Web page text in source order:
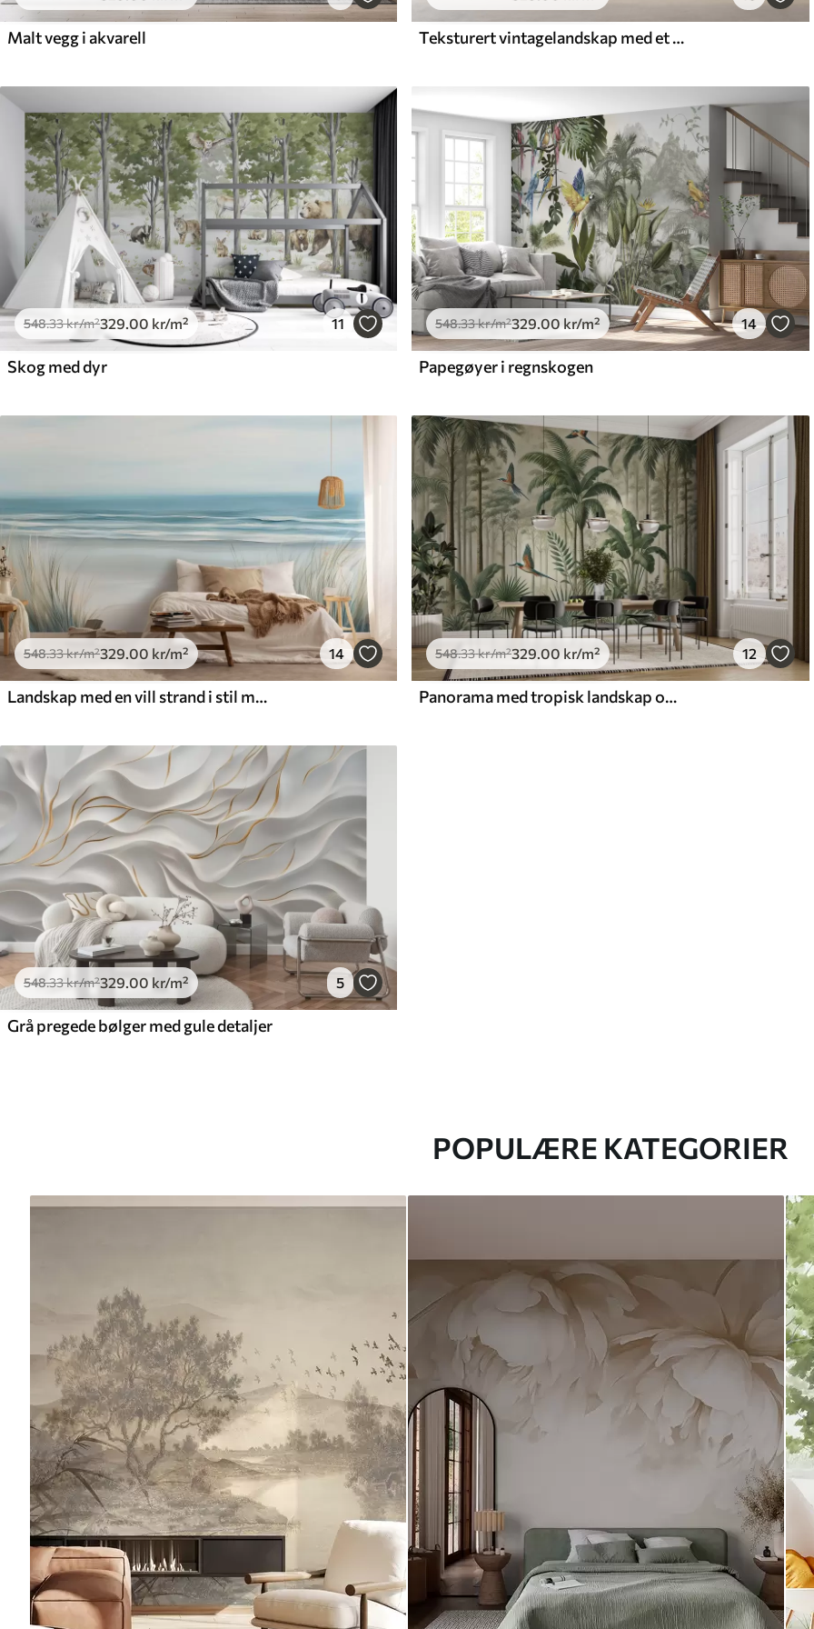
650.00390.00kr/m² 925 .00555.00kr/m²
Malt vegg i akvarell Teksturert vintagelandskap med et tre nær en elv og en overskyet himmel, naturkunst i sepiatoner
548.33kr/m²329.00 kr/m² 11
Skog med dyr
548.33kr/m²329.00 kr/m² 14
Papegøyer i regnskogen
548.33kr/m²329 .00 kr/m² 14
Landskap med en vill strand i stil med oljemaleri
548.33kr/m²329 .00 kr/m² 12
Panorama med tropisk landskap og fugler
548.33kr/m²329.00 kr/m² 5
Grå pregede bølger med gule detaljer
POPULÆRE KATEGORIER